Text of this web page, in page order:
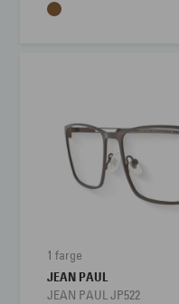
1 farge
JEAN PAUL
JEAN PAUL JP522